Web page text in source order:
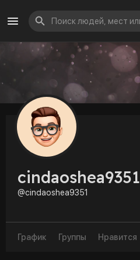
cindaoshea9351
@cindaoshea9351
График Группы Нравится